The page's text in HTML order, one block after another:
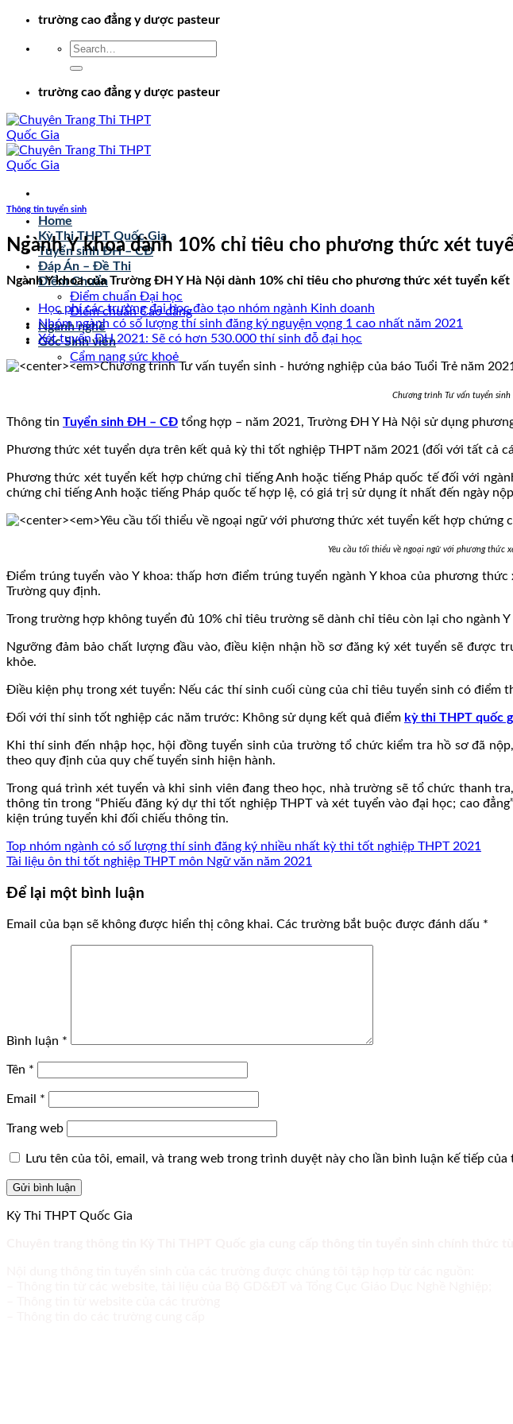
Chuyểntrường cao đẳng y dược pasteur
trường cao đẳng y dược pasteur
Home
Kỳ Thi THPT Quốc Gia
Tuyển sinh ĐH – CĐ
Đáp Án – Đề Thi
Điểm Chuẩn
Điểm chuẩn Đại học
Điểm chuẩn Cao đẳng
Ngành nghề
Góc Sinh viên
Cẩm nang sức khoẻ
Thông tin tuyển sinh
Ngành Y khoa dành 10% chỉ tiêu cho phương thức xét
Ngành Y khoa của Trường ĐH Y Hà Nội dành 10% chỉ tiêu cho phương thức xét tuyển
Học phí các trường đại học đào tạo nhóm ngành Kinh doanh
Nhóm ngành có số lượng thí sinh đăng ký nguyện vọng 1 cao nhất năm 2021
Xét tuyển ĐH 2021: Sẽ có hơn 530.000 thí sinh đỗ đại học
Chương trình Tư vấn tuyển sinh
Thông tin Tuyển sinh ĐH – CĐ tổng hợp – năm 2021, Trường ĐH Y Hà Nội sử dụng
Phương thức xét tuyển dựa trên kết quả kỳ thi tốt nghiệp THPT năm 2021 (đối với tất cả
Phương thức xét tuyển kết hợp chứng chỉ tiếng Anh hoặc tiếng Pháp quốc tế đối với
chứng chỉ tiếng Anh hoặc tiếng Pháp quốc tế hợp lệ, có giá trị sử dụng ít nhất đến ngày
Yêu cầu tối thiểu về ngoại ngữ với phương thức
Điểm trúng tuyển vào Y khoa: thấp hơn điểm trúng tuyển ngành Y khoa của phương
Trường quy định.
Trong trường hợp không tuyển đủ 10% chỉ tiêu trường sẽ dành chỉ tiêu còn lại cho ngành
Ngưỡng đảm bảo chất lượng đầu vào, điều kiện nhận hồ sơ đăng ký xét tuyển sẽ được
khỏe.
Điều kiện phụ trong xét tuyển: Nếu các thí sinh cuối cùng của chỉ tiêu tuyển sinh có điểm
Đối với thí sinh tốt nghiệp các năm trước: Không sử dụng kết quả điểm kỳ thi THPT quốc
Khi thí sinh đến nhập học, hội đồng tuyển sinh của trường tổ chức kiểm tra hồ sơ đã
theo quy định của quy chế tuyển sinh hiện hành.
Trong quá trình xét tuyển và khi sinh viên đang theo học, nhà trường sẽ tổ chức thanh
thông tin trong “Phiếu đăng ký dự thi tốt nghiệp THPT và xét tuyển vào đại học; cao
kiện trúng tuyển khi đối chiếu thông tin.
Top nhóm ngành có số lượng thí sinh đăng ký nhiều nhất kỳ thi tốt nghiệp THPT 2021
Tài liệu ôn thi tốt nghiệp THPT môn Ngữ văn năm 2021
Để lại một bình luận
Email của bạn sẽ không được hiển thị công khai. Các trường bắt buộc được đánh dấu *
Bình luận *
Tên *
Email *
Trang web
Lưu tên của tôi, email, và trang web trong trình duyệt này cho lần bình luận kế tiếp của
Kỳ Thi THPT Quốc Gia